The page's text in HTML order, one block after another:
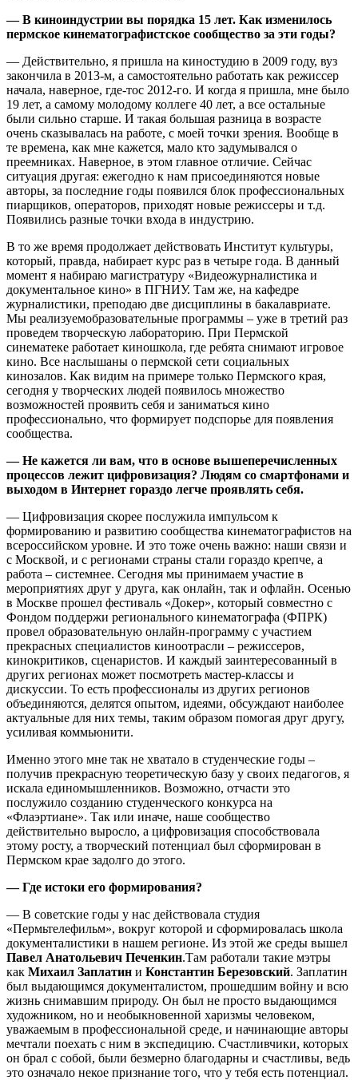
— В киноиндустрии вы порядка 15 лет. Как изменилось
пермское кинематографистское сообщество за эти годы?
— Действительно, я пришла на киностудию в 2009 году, вуз
закончила в 2013-м, а самостоятельно работать как режиссер
начала, наверное, где-тос 2012-го. И когда я пришла, мне было
19 лет, а самому молодому коллеге 40 лет, а все остальные
были сильно старше. И такая большая разница в возрасте
очень сказывалась на работе, с моей точки зрения. Вообще в
те времена, как мне кажется, мало кто задумывался о
преемниках. Наверное, в этом главное отличие. Сейчас
ситуация другая: ежегодно к нам присоединяются новые
авторы, за последние годы появился блок профессиональных
пиарщиков, операторов, приходят новые режиссеры и т.д.
Появились разные точки входа в индустрию.
В то же время продолжает действовать Институт культуры,
который, правда, набирает курс раз в четыре года. В данный
момент я набираю магистратуру «Видеожурналистика и
документальное кино» в ПГНИУ. Там же, на кафедре
журналистики, преподаю две дисциплины в бакалавриате.
Мы реализуемобразовательные программы – уже в третий раз
проведем творческую лабораторию. При Пермской
синематеке работает киношкола, где ребята снимают игровое
кино. Все наслышаны о пермской сети социальных
кинозалов. Как видим на примере только Пермского края,
сегодня у творческих людей появилось множество
возможностей проявить себя и заниматься кино
профессионально, что формирует подспорье для появления
сообщества.
— Не кажется ли вам, что в основе вышеперечисленных
процессов лежит цифровизация? Людям со смартфонами и
выходом в Интернет гораздо легче проявлять себя.
— Цифровизация скорее послужила импульсом к
формированию и развитию сообщества кинематографистов на
всероссийском уровне. И это тоже очень важно: наши связи и
с Москвой, и с регионами страны стали гораздо крепче, а
работа – системнее. Сегодня мы принимаем участие в
мероприятиях друг у друга, как онлайн, так и офлайн. Осенью
в Москве прошел фестиваль «Докер», который совместно с
Фондом поддержи регионального кинематографа (ФПРК)
провел образовательную онлайн-программу с участием
прекрасных специалистов киноотрасли – режиссеров,
кинокритиков, сценаристов. И каждый заинтересованный в
других регионах может посмотреть мастер-классы и
дискуссии. То есть профессионалы из других регионов
объединяются, делятся опытом, идеями, обсуждают наиболее
актуальные для них темы, таким образом помогая друг другу,
усиливая коммьюнити.
Именно этого мне так не хватало в студенческие годы –
получив прекрасную теоретическую базу у своих педагогов, я
искала единомышленников. Возможно, отчасти это
послужило созданию студенческого конкурса на
«Флаэртиане». Так или иначе, наше сообщество
действительно выросло, а цифровизация способствовала
этому росту, а творческий потенциал был сформирован в
Пермском крае задолго до этого.
— Где истоки его формирования?
— В советские годы у нас действовала студия
«Пермьтелефильм», вокруг которой и сформировалась школа
документалистики в нашем регионе. Из этой же среды вышел
Павел Анатольевич Печенкин.Там работали такие мэтры
как Михаил Заплатин и Константин Березовский. Заплатин
был выдающимся документалистом, прошедшим войну и всю
жизнь снимавшим природу. Он был не просто выдающимся
художником, но и необыкновенной харизмы человеком,
уважаемым в профессиональной среде, и начинающие авторы
мечтали поехать с ним в экспедицию. Счастливчики, которых
он брал с собой, были безмерно благодарны и счастливы, ведь
это означало некое признание того, что у тебя есть потенциал.